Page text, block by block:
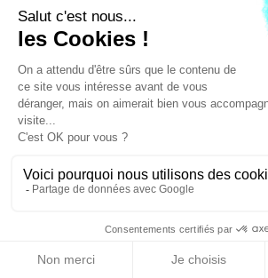
Prénom :
Téléphone :
Email :